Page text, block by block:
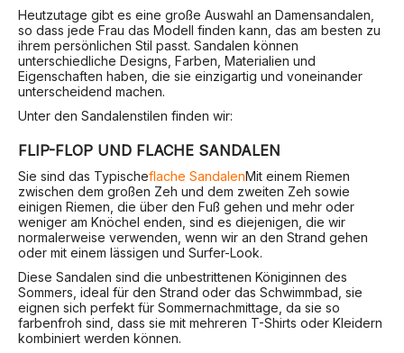
Heutzutage gibt es eine große Auswahl an Damensandalen,
so dass jede Frau das Modell finden kann, das am besten zu
ihrem persönlichen Stil passt. Sandalen können
unterschiedliche Designs, Farben, Materialien und
Eigenschaften haben, die sie einzigartig und voneinander
unterscheidend machen.
Unter den Sandalenstilen finden wir:
FLIP-FLOP UND FLACHE SANDALEN
Sie sind das Typischeflache SandalenMit einem Riemen
zwischen dem großen Zeh und dem zweiten Zeh sowie
einigen Riemen, die über den Fuß gehen und mehr oder
weniger am Knöchel enden, sind es diejenigen, die wir
normalerweise verwenden, wenn wir an den Strand gehen
oder mit einem lässigen und Surfer-Look.
Diese Sandalen sind die unbestrittenen Königinnen des
Sommers, ideal für den Strand oder das Schwimmbad, sie
eignen sich perfekt für Sommernachmittage, da sie so
farbenfroh sind, dass sie mit mehreren T-Shirts oder Kleidern
kombiniert werden können.